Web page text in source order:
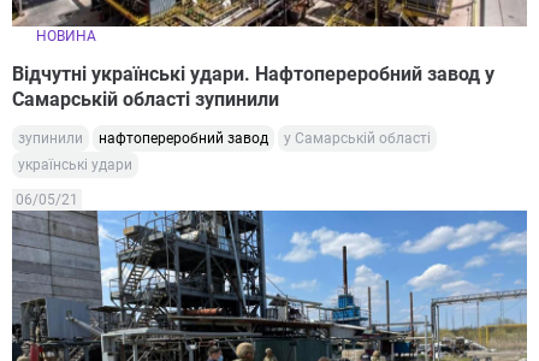
НОВИНА
Відчутні українські удари. Нафтопереробний завод у
Самарській області зупинили
зупинили нафтопереробний завод
у Самарській області
українські удари
06/05/21